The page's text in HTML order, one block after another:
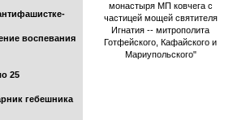
воспевания
25
гебешника
монастыря МП ковчега с
частицей мощей святителя
Игнатия -- митрополита
Готфейского, Кафайского и
Мариупольского"